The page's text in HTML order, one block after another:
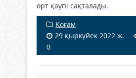
өрт қаупі сақталады.
Қоғам
29 қыркүйек 2022 ж.
0